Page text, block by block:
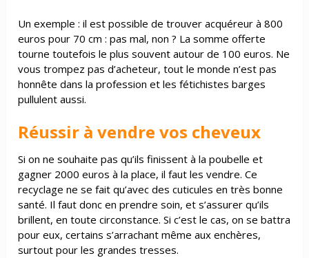
Un exemple : il est possible de trouver acquéreur à 800
euros pour 70 cm : pas mal, non ? La somme offerte
tourne toutefois le plus souvent autour de 100 euros. Ne
vous trompez pas d’acheteur, tout le monde n’est pas
honnête dans la profession et les fétichistes barges
pullulent aussi.
Réussir à vendre vos cheveux
Si on ne souhaite pas qu’ils finissent à la poubelle et
gagner 2000 euros à la place, il faut les vendre. Ce
recyclage ne se fait qu’avec des cuticules en très bonne
santé. Il faut donc en prendre soin, et s’assurer qu’ils
brillent, en toute circonstance. Si c’est le cas, on se battra
pour eux, certains s’arrachant même aux enchères,
surtout pour les grandes tresses.